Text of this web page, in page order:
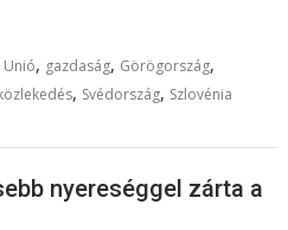
Unió, gazdaság, Görögország,
, Svédország, Szlovénia
nyereséggel zárta a